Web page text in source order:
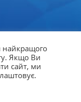
найкращого
Якщо Ви
сайт, ми